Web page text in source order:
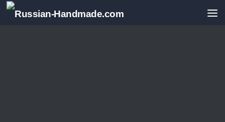
Перейти к содержимому